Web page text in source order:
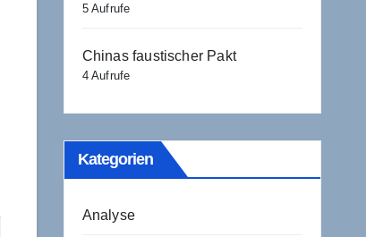
5 Aufrufe
Chinas faustischer Pakt
4 Aufrufe
Kategorien
Analyse